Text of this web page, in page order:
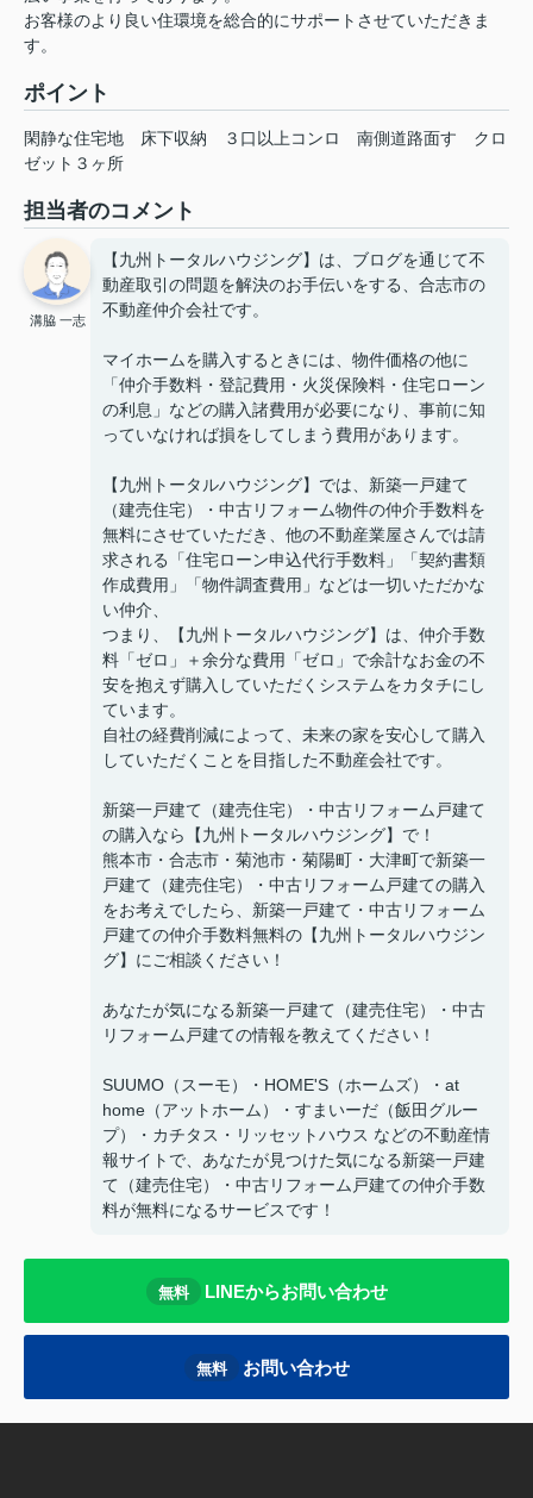
お客様のより良い住環境を総合的にサポートさせていただきま
す。
ポイント
閑静な住宅地 床下収納 ３口以上コンロ 南側道路面す
クロ
ゼット３ヶ所
担当者のコメント
溝脇 一志
【九州トータルハウジング】は、ブログを通じて不
動産取引の問題を解決のお手伝いをする、合志市の
不動産仲介会社です。
マイホームを購入するときには、物件価格の他に
「仲介手数料・登記費用・火災保険料・住宅ローン
の利息」などの購入諸費用が必要になり、事前に知
っていなければ損をしてしまう費用があります。
【九州トータルハウジング】では、新築一戸建て
（建売住宅）・中古リフォーム物件の仲介手数料を
無料にさせていただき、他の不動産業屋さんでは請
求される「住宅ローン申込代行手数料」「契約書類
作成費用」「物件調査費用」などは一切いただかな
い仲介、
つまり、【九州トータルハウジング】は、仲介手数
料「ゼロ」＋余分な費用「ゼロ」で余計なお金の不
安を抱えず購入していただくシステムをカタチにし
ています。
自社の経費削減によって、未来の家を安心して購入
していただくことを目指した不動産会社です。
新築一戸建て（建売住宅）・中古リフォーム戸建て
の購入なら【九州トータルハウジング】で！
熊本市・合志市・菊池市・菊陽町・大津町で新築一
戸建て（建売住宅）・中古リフォーム戸建ての購入
をお考えでしたら、新築一戸建て・中古リフォーム
戸建ての仲介手数料無料の【九州トータルハウジン
グ】にご相談ください！
あなたが気になる新築一戸建て（建売住宅）・中古
リフォーム戸建ての情報を教えてください！
SUUMO（スーモ）・HOME'S（ホームズ）・at
home（アットホーム）・すまいーだ（飯田グルー
プ）・カチタス・リッセットハウス などの不動産情
報サイトで、あなたが見つけた気になる新築一戸建
て（建売住宅）・中古リフォーム戸建ての仲介手数
料が無料になるサービスです！
無料 LINEからお問い合わせ
無料 お問い合わせ